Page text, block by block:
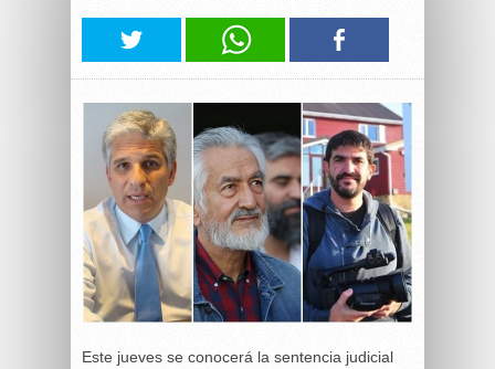
Este jueves se conocerá la sentencia judicial